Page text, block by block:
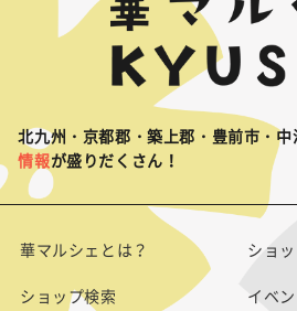
北九州・京都郡・築上郡・豊前市・中
情報が盛りだくさん！
華マルシェとは？ ショ
ショップ検索 イベ